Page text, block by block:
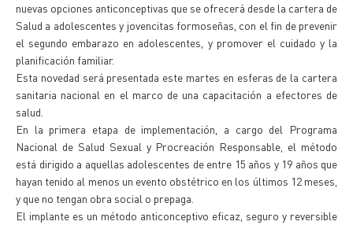
nuevas opciones anticonceptivas que se ofrecerá desde la cartera de
Salud a adolescentes y jovencitas formoseñas, con el fin de prevenir
el segundo embarazo en adolescentes, y promover el cuidado y la
planificación familiar.
Esta novedad será presentada este martes en esferas de la cartera
sanitaria nacional en el marco de una capacitación a efectores de
salud.
En la primera etapa de implementación, a cargo del Programa
Nacional de Salud Sexual y Procreación Responsable, el método
está dirigido a aquellas adolescentes de entre 15 años y 19 años que
hayan tenido al menos un evento obstétrico en los últimos 12 meses,
y que no tengan obra social o prepaga.
El implante es un método anticonceptivo eficaz, seguro y reversible